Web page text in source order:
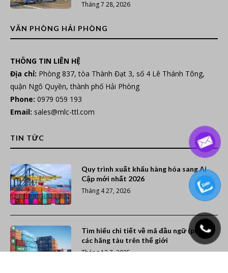
Tháng 7 28, 2026
VĂN PHÒNG HẢI PHÒNG
THÔNG TIN LIÊN HỆ
Địa chỉ: Phòng 837, tòa Thành Đạt 3, số 4 Lê Thánh Tông,
quận Ngô Quyền, thành phố Hải Phòng
Phone: 0979 059 193
Email: sales@mlc-ttl.com
TIN TỨC
Quy trình xuất khẩu hàng hóa sang Ai
Cập mới nhất 2026
Tháng 4 27, 2026
Tìm hiểu chi tiết về mã đầu ngữ (prefix)
các hãng tàu trên thế giới
Tháng 12 7, 2025